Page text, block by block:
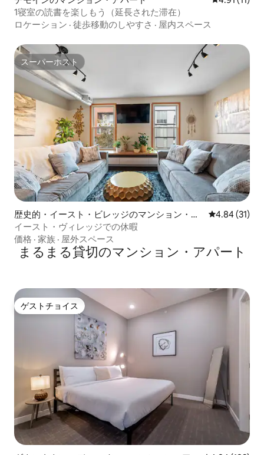
1寝室の読書を楽しもう（延長された滞在）
ロケーション · 徒歩移動のしやすさ · 屋内スペース
スーパーホスト
スーパーホスト
歴史的・イースト・ビレッジのマンション・ア
パート
レビュー31
4.84 (31)
イースト・ヴィレッジでの休暇
価格 · 家族 · 屋外スペース
まるまる貸切のマンション・アパート
ゲストチョイス
ゲストチョイス